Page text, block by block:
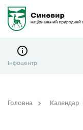
Інфоцентр
Головна
Календар